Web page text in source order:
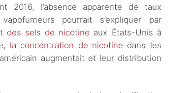
2016, l’absence apparente de taux
pourrait s’expliquer par
des sels de nicotine aux États-Unis à
la concentration de nicotine dans les
augmentait et leur distribution